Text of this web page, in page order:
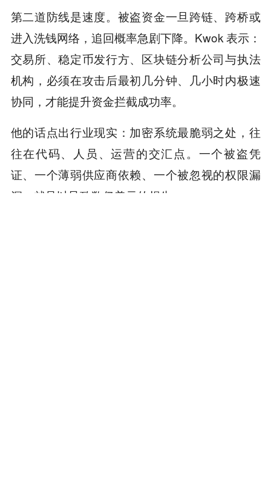
第二道防线是速度。被盗资金一旦跨链、跨桥或
进入洗钱网络，追回概率急剧下降。Kwok 表示：
交易所、稳定币发行方、区块链分析公司与执法
机构，必须在攻击后最初几分钟、几小时内极速
协同，才能提升资金拦截成功率。
他的话点出行业现实：加密系统最脆弱之处，往
往在代码、人员、运营的交汇点。一个被盗凭
证、一个薄弱供应商依赖、一个被忽视的权限漏
洞，就足以导致数亿美元的损失。